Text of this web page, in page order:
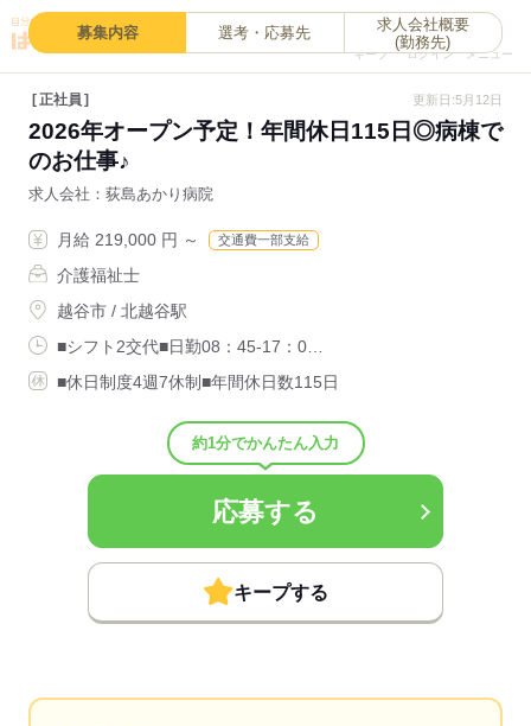
キープ
0
ログイン メニュー
募集内容 選考・応募先
求人会社概要
(勤務先)
正社員 更新日:5月12日
2026年オープン予定！年間休日115日◎病棟で
のお仕事♪
求人会社 荻島あかり病院
月給 219,000 円 ～ 交通費一部支給
介護福祉士
越谷市 / 北越谷駅
■シフト2交代■日勤08：45-17：0…
■休日制度4週7休制■年間休日数115日
約1分でかんたん入力
応募する
キープする